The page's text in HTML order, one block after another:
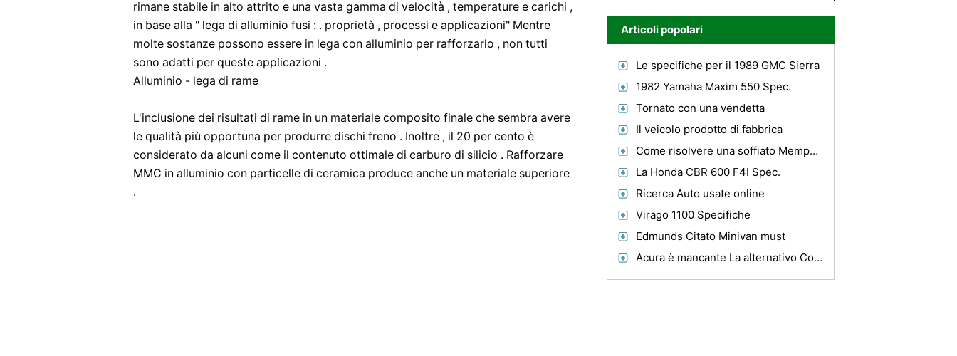
rimane stabile in alto attrito e una vasta gamma di velocità , temperature e carichi ,
in base alla " lega di alluminio fusi : . proprietà , processi e applicazioni" Mentre
molte sostanze possono essere in lega con alluminio per rafforzarlo , non tutti
sono adatti per queste applicazioni .
Alluminio - lega di rame
L'inclusione dei risultati di rame in un materiale composito finale che sembra avere
le qualità più opportuna per produrre dischi freno . Inoltre , il 20 per cento è
considerato da alcuni come il contenuto ottimale di carburo di silicio . Rafforzare
MMC in alluminio con particelle di ceramica produce anche un materiale superiore
.
Articoli popolari
Le specifiche per il 1989 GMC Sierra
1982 Yamaha Maxim 550 Spec.
Tornato con una vendetta
Il veicolo prodotto di fabbrica
Come risolvere una soffiato Memphis Subwoofer
La Honda CBR 600 F4I Spec.
Ricerca Auto usate online
Virago 1100 Specifiche
Edmunds Citato Minivan must
Acura è mancante La alternativo Combustibili barca